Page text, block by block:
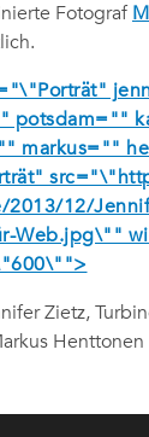
Fotograf
potsdam=""
markus=""
12/
Web.jpg\""
Zietz,
Henttonen